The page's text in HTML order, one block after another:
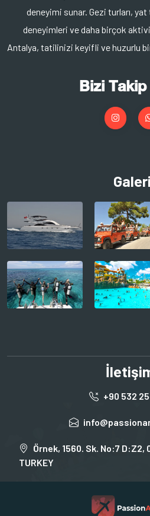
deneyimi sunar. Gezi turları,
deneyimleri ve daha birçok
Antalya, tatilinizi keyifli ve huzurlu
Bizi
Galeri
+90 532
Örnek, 1560. Sk. No:7
TURKEY